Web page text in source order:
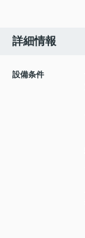
詳細情報
設備条件